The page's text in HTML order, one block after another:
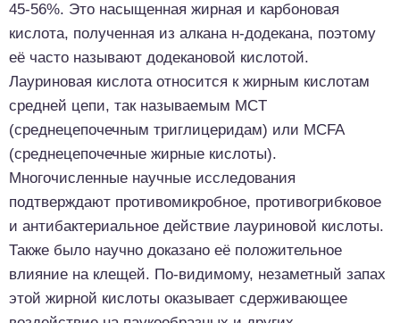
45-56%. Это насыщенная жирная и карбоновая
кислота, полученная из алкана н-додекана, поэтому
её часто называют додекановой кислотой.
Лауриновая кислота относится к жирным кислотам
средней цепи, так называемым MCT
(среднецепочечным триглицеридам) или MCFA
(среднецепочечные жирные кислоты).
Многочисленные научные исследования
подтверждают противомикробное, противогрибковое
и антибактериальное действие лауриновой кислоты.
Также было научно доказано её положительное
влияние на клещей. По-видимому, незаметный запах
этой жирной кислоты оказывает сдерживающее